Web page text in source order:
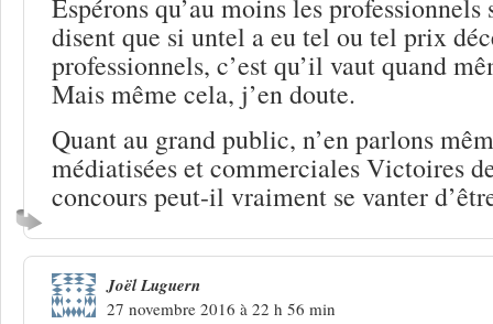
Espérons qu’au moins les
disent que si untel a eu tel ou tel prix
professionnels, c’est qu’il vaut quand
Mais même cela, j’en doute.
Quant au grand public, n’en parlons
médiatisées et commerciales Victoires
concours peut-il vraiment se vanter
Joël Luguern
27 novembre 2016 à 22 h 56 min